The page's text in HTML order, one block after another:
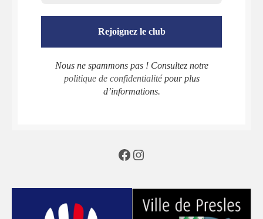
Nous ne spammons pas ! Consultez notre
politique de confidentialitépour plus
d’informations.
Facebook
Instagram